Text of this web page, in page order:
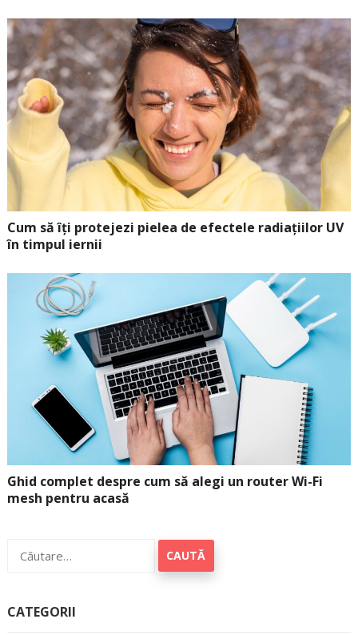
Cum să îți protejezi pielea de efectele radiațiilor UV
în timpul iernii
Ghid complet despre cum să alegi un router Wi-Fi
mesh pentru acasă
după:
CATEGORII